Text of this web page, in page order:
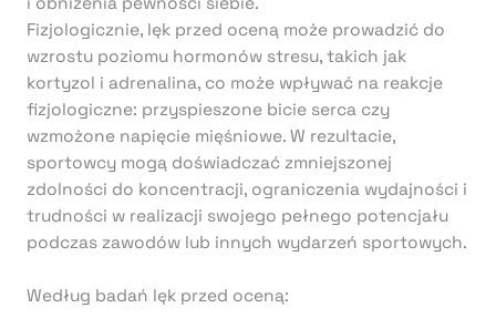
Fizjologicznie, lęk przed oceną może prowadzić do
wzrostu poziomu hormonów stresu, takich jak
kortyzol i adrenalina, co może wpływać na reakcje
fizjologiczne: przyspieszone bicie serca czy
wzmożone napięcie mięśniowe. W rezultacie,
sportowcy mogą doświadczać zmniejszonej
zdolności do koncentracji, ograniczenia wydajności i
trudności w realizacji swojego pełnego potencjału
podczas zawodów lub innych wydarzeń sportowych.
Według badań lęk przed oceną: